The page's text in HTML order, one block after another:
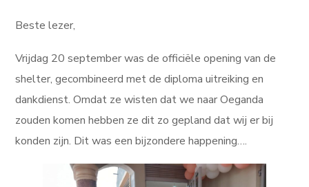
Beste lezer,
Vrijdag 20 september was de officiële opening van de
shelter, gecombineerd met de diploma uitreiking en
dankdienst. Omdat ze wisten dat we naar Oeganda
zouden komen hebben ze dit zo gepland dat wij er bij
konden zijn. Dit was een bijzondere happening….